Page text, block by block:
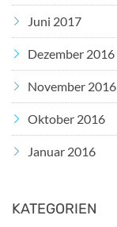
Juni 2017
Dezember 2016
November 2016
Oktober 2016
Januar 2016
KATEGORIEN